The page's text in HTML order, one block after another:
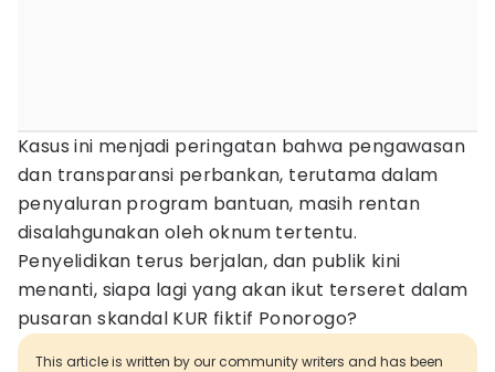
Kasus ini menjadi peringatan bahwa pengawasan
dan transparansi perbankan, terutama dalam
penyaluran program bantuan, masih rentan
disalahgunakan oleh oknum tertentu.
Penyelidikan terus berjalan, dan publik kini
menanti, siapa lagi yang akan ikut terseret dalam
pusaran skandal KUR fiktif Ponorogo?
This article is written by our community writers and has been